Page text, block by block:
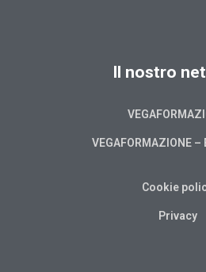
Il nostro
VEGAFORMAZIONE –
Cookie
Privacy